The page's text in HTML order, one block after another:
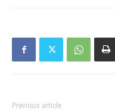
Previous article